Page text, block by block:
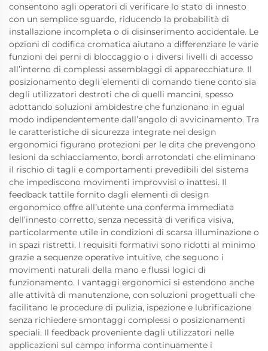
consentono agli operatori di verificare lo stato di innesto
con un semplice sguardo, riducendo la probabilità di
installazione incompleta o di disinserimento accidentale. Le
opzioni di codifica cromatica aiutano a differenziare le varie
funzioni dei perni di bloccaggio o i diversi livelli di accesso
all’interno di complessi assemblaggi di apparecchiature. Il
posizionamento degli elementi di comando tiene conto sia
degli utilizzatori destroti che di quelli mancini, spesso
adottando soluzioni ambidestre che funzionano in egual
modo indipendentemente dall’angolo di avvicinamento. Tra
le caratteristiche di sicurezza integrate nei design
ergonomici figurano protezioni per le dita che prevengono
lesioni da schiacciamento, bordi arrotondati che eliminano
il rischio di tagli e comportamenti prevedibili del sistema
che impediscono movimenti improvvisi o inattesi. Il
feedback tattile fornito dagli elementi di design
ergonomico offre all’utente una conferma immediata
dell’innesto corretto, senza necessità di verifica visiva,
particolarmente utile in condizioni di scarsa illuminazione o
in spazi ristretti. I requisiti formativi sono ridotti al minimo
grazie a sequenze operative intuitive, che seguono i
movimenti naturali della mano e flussi logici di
funzionamento. I vantaggi ergonomici si estendono anche
alle attività di manutenzione, con soluzioni progettuali che
facilitano le procedure di pulizia, ispezione e lubrificazione
senza richiedere smontaggi complessi o posizionamenti
speciali. Il feedback proveniente dagli utilizzatori nelle
applicazioni sul campo informa continuamente i